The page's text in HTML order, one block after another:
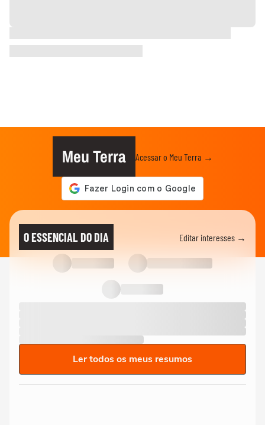
Meu Terra Acessar o Meu Terra →
O ESSENCIAL DO DIA Editar interesses →
Ler todos os meus resumos